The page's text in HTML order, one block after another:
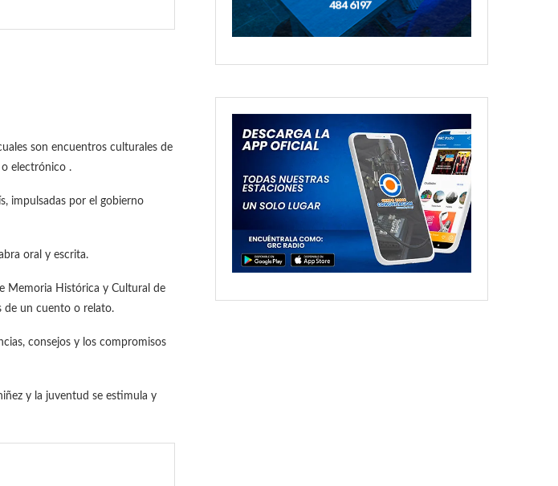
son encuentros culturales de
o electrónico .
impulsadas por el gobierno
oral y escrita.
Memoria Histórica y Cultural de
de un cuento o relato.
consejos y los compromisos
y la juventud se estimula y